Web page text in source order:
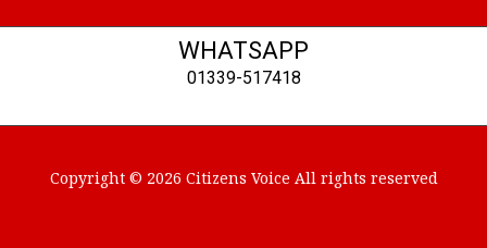
WHATSAPP
01339-517418
Copyright © 2026 Citizens Voice All rights reserved